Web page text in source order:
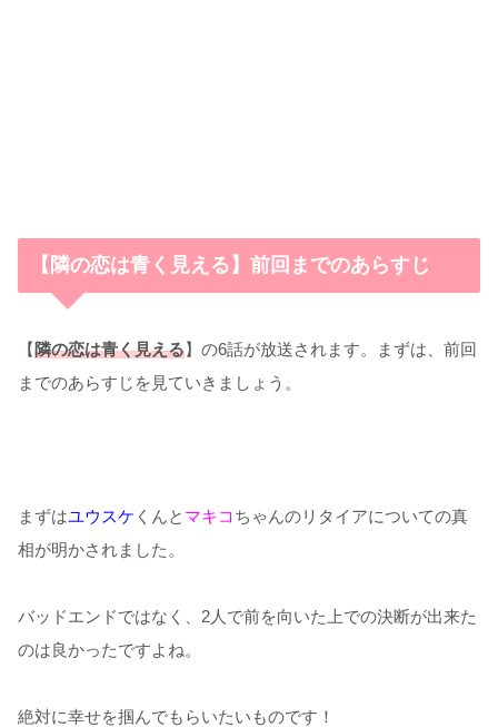
【隣の恋は青く見える】前回までのあらすじ
【隣の恋は青く見える】の6話が放送されます。まずは、前回
までのあらすじを見ていきましょう。
まずはユウスケ くんと マキコ ちゃんのリタイアについての真
相が明かされました。
バッドエンドではなく、2人で前を向いた上での決断が出来た
のは良かったですよね。
絶対に幸せを掴んでもらいたいものです！